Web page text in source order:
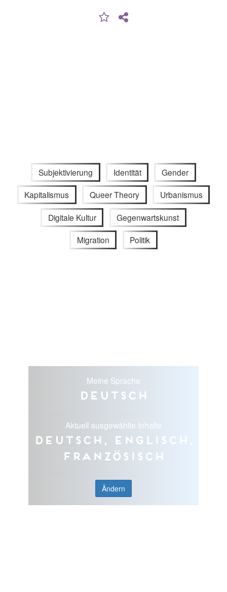
Subjektivierung Identität Gender
Kapitalismus Queer Theory Urbanismus
Digitale Kultur Gegenwartskunst
Migration Politik
Meine Sprache
Deutsch
Aktuell ausgewählte Inhalte
Deutsch, Englisch,
Französisch
Ändern